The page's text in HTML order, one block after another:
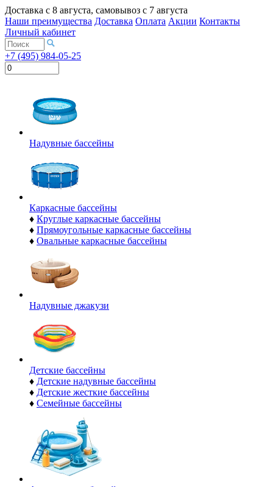
Доставка с 8 августа, самовывоз с 7 августа
Наши преимущества Доставка Оплата Акции Контакты
Личный кабинет
+7 (495) 984-05-25
Надувные бассейны
Каркасные бассейны
♦ Круглые каркасные бассейны
♦ Прямоугольные каркасные бассейны
♦ Овальные каркасные бассейны
Надувные джакузи
Детские бассейны
♦ Детские надувные бассейны
♦ Детские жесткие бассейны
♦ Семейные бассейны